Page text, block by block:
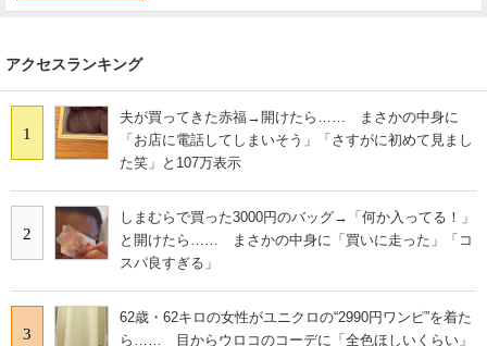
アクセスランキング
1
夫が買ってきた赤福→開けたら…… まさかの中身に
「お店に電話してしまいそう」「さすがに初めて見まし
た笑」と107万表示
2
しまむらで買った3000円のバッグ→「何か入ってる！」
と開けたら…… まさかの中身に「買いに走った」「コ
スパ良すぎる」
3
62歳・62キロの女性がユニクロの“2990円ワンピ”を着た
ら…… 目からウロコのコーデに「全色ほしいくらい」